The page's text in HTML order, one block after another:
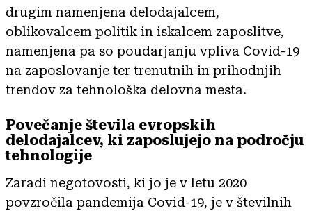
drugim namenjena delodajalcem,
oblikovalcem politik in iskalcem zaposlitve,
namenjena pa so poudarjanju vpliva Covid-19
na zaposlovanje ter trenutnih in prihodnjih
trendov za tehnološka delovna mesta.
Povečanje števila evropskih
delodajalcev, ki zaposlujejo na področju
tehnologije
Zaradi negotovosti, ki jo je v letu 2020
povzročila pandemija Covid-19, je v številnih